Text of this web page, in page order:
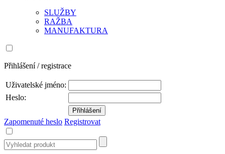
SLUŽBY
RAŽBA
MANUFAKTURA
Přihlášení / registrace
Uživatelské jméno:
Heslo:
Zapomenuté heslo Registrovat